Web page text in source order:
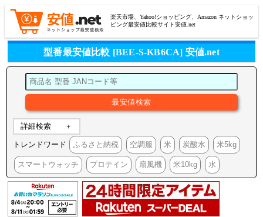
楽天市場、Yahoo!ショッピング、Amazon ネットショッ
ピング最安値比較サイト安値.net
型番最安値比較 [BEE-S-KB6CA] 安値.net
詳細検索
トレンドワード ふるさと納税 空調服 米 炭酸水 米5kg
スマートウォッチ プロテイン 扇風機 米10kg 水